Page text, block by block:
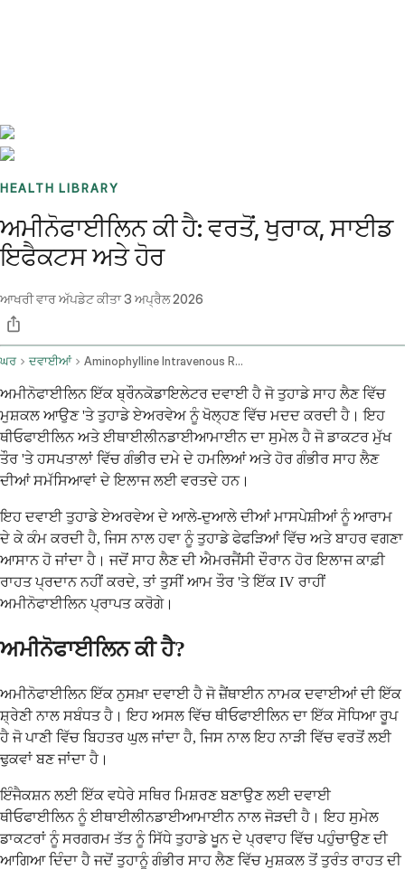
HEALTH LIBRARY
ਅਮੀਨੋਫਾਈਲਿਨ ਕੀ ਹੈ: ਵਰਤੋਂ, ਖੁਰਾਕ, ਸਾਈਡ
ਇਫੈਕਟਸ ਅਤੇ ਹੋਰ
ਆਖਰੀ ਵਾਰ ਅੱਪਡੇਟ ਕੀਤਾ3 ਅਪ੍ਰੈਲ 2026
ਘਰ ਦਵਾਈਆਂ Aminophylline Intravenous Route
ਅਮੀਨੋਫਾਈਲਿਨ ਇੱਕ ਬ੍ਰੌਨਕੋਡਾਇਲੇਟਰ ਦਵਾਈ ਹੈ ਜੋ ਤੁਹਾਡੇ ਸਾਹ ਲੈਣ ਵਿੱਚ
ਮੁਸ਼ਕਲ ਆਉਣ 'ਤੇ ਤੁਹਾਡੇ ਏਅਰਵੇਅ ਨੂੰ ਖੋਲ੍ਹਣ ਵਿੱਚ ਮਦਦ ਕਰਦੀ ਹੈ। ਇਹ
ਥੀਓਫਾਈਲਿਨ ਅਤੇ ਈਥਾਈਲੀਨਡਾਈਆਮਾਈਨ ਦਾ ਸੁਮੇਲ ਹੈ ਜੋ ਡਾਕਟਰ ਮੁੱਖ
ਤੌਰ 'ਤੇ ਹਸਪਤਾਲਾਂ ਵਿੱਚ ਗੰਭੀਰ ਦਮੇ ਦੇ ਹਮਲਿਆਂ ਅਤੇ ਹੋਰ ਗੰਭੀਰ ਸਾਹ ਲੈਣ
ਦੀਆਂ ਸਮੱਸਿਆਵਾਂ ਦੇ ਇਲਾਜ ਲਈ ਵਰਤਦੇ ਹਨ।
ਇਹ ਦਵਾਈ ਤੁਹਾਡੇ ਏਅਰਵੇਅ ਦੇ ਆਲੇ-ਦੁਆਲੇ ਦੀਆਂ ਮਾਸਪੇਸ਼ੀਆਂ ਨੂੰ ਆਰਾਮ
ਦੇ ਕੇ ਕੰਮ ਕਰਦੀ ਹੈ, ਜਿਸ ਨਾਲ ਹਵਾ ਨੂੰ ਤੁਹਾਡੇ ਫੇਫੜਿਆਂ ਵਿੱਚ ਅਤੇ ਬਾਹਰ ਵਗਣਾ
ਆਸਾਨ ਹੋ ਜਾਂਦਾ ਹੈ। ਜਦੋਂ ਸਾਹ ਲੈਣ ਦੀ ਐਮਰਜੈਂਸੀ ਦੌਰਾਨ ਹੋਰ ਇਲਾਜ ਕਾਫ਼ੀ
ਰਾਹਤ ਪ੍ਰਦਾਨ ਨਹੀਂ ਕਰਦੇ, ਤਾਂ ਤੁਸੀਂ ਆਮ ਤੌਰ 'ਤੇ ਇੱਕ IV ਰਾਹੀਂ
ਅਮੀਨੋਫਾਈਲਿਨ ਪ੍ਰਾਪਤ ਕਰੋਗੇ।
ਅਮੀਨੋਫਾਈਲਿਨ ਕੀ ਹੈ?
ਅਮੀਨੋਫਾਈਲਿਨ ਇੱਕ ਨੁਸਖ਼ਾ ਦਵਾਈ ਹੈ ਜੋ ਜ਼ੈਂਥਾਈਨ ਨਾਮਕ ਦਵਾਈਆਂ ਦੀ ਇੱਕ
ਸ਼੍ਰੇਣੀ ਨਾਲ ਸਬੰਧਤ ਹੈ। ਇਹ ਅਸਲ ਵਿੱਚ ਥੀਓਫਾਈਲਿਨ ਦਾ ਇੱਕ ਸੋਧਿਆ ਰੂਪ
ਹੈ ਜੋ ਪਾਣੀ ਵਿੱਚ ਬਿਹਤਰ ਘੁਲ ਜਾਂਦਾ ਹੈ, ਜਿਸ ਨਾਲ ਇਹ ਨਾੜੀ ਵਿੱਚ ਵਰਤੋਂ ਲਈ
ਢੁਕਵਾਂ ਬਣ ਜਾਂਦਾ ਹੈ।
ਇੰਜੈਕਸ਼ਨ ਲਈ ਇੱਕ ਵਧੇਰੇ ਸਥਿਰ ਮਿਸ਼ਰਣ ਬਣਾਉਣ ਲਈ ਦਵਾਈ
ਥੀਓਫਾਈਲਿਨ ਨੂੰ ਈਥਾਈਲੀਨਡਾਈਆਮਾਈਨ ਨਾਲ ਜੋੜਦੀ ਹੈ। ਇਹ ਸੁਮੇਲ
ਡਾਕਟਰਾਂ ਨੂੰ ਸਰਗਰਮ ਤੱਤ ਨੂੰ ਸਿੱਧੇ ਤੁਹਾਡੇ ਖੂਨ ਦੇ ਪ੍ਰਵਾਹ ਵਿੱਚ ਪਹੁੰਚਾਉਣ ਦੀ
ਆਗਿਆ ਦਿੰਦਾ ਹੈ ਜਦੋਂ ਤੁਹਾਨੂੰ ਗੰਭੀਰ ਸਾਹ ਲੈਣ ਵਿੱਚ ਮੁਸ਼ਕਲ ਤੋਂ ਤੁਰੰਤ ਰਾਹਤ ਦੀ